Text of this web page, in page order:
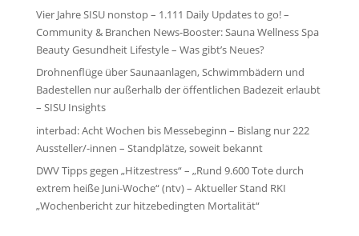
Vier Jahre SISU nonstop – 1.111 Daily Updates to go! –
Community & Branchen News-Booster: Sauna Wellness Spa
Beauty Gesundheit Lifestyle – Was gibt’s Neues?
Drohnenflüge über Saunaanlagen, Schwimmbädern und
Badestellen nur außerhalb der öffentlichen Badezeit erlaubt
– SISU Insights
interbad: Acht Wochen bis Messebeginn – Bislang nur 222
Aussteller/-innen – Standplätze, soweit bekannt
DWV Tipps gegen „Hitzestress“ – „Rund 9.600 Tote durch
extrem heiße Juni-Woche“ (ntv) – Aktueller Stand RKI
„Wochenbericht zur hitze­bedingten Morta­lität“